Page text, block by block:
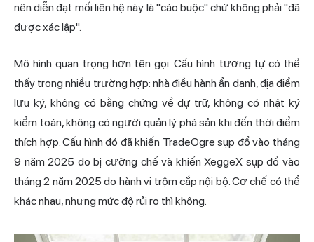
nên diễn đạt mối liên hệ này là "cáo buộc" chứ không phải "đã
được xác lập".
Mô hình quan trọng hơn tên gọi. Cấu hình tương tự có thể
thấy trong nhiều trường hợp: nhà điều hành ẩn danh, địa điểm
lưu ký, không có bằng chứng về dự trữ, không có nhật ký
kiểm toán, không có người quản lý phá sản khi đến thời điểm
thích hợp. Cấu hình đó đã khiến TradeOgre sụp đổ vào tháng
9 năm 2025 do bị cưỡng chế và khiến XeggeX sụp đổ vào
tháng 2 năm 2025 do hành vi trộm cắp nội bộ. Cơ chế có thể
khác nhau, nhưng mức độ rủi ro thì không.